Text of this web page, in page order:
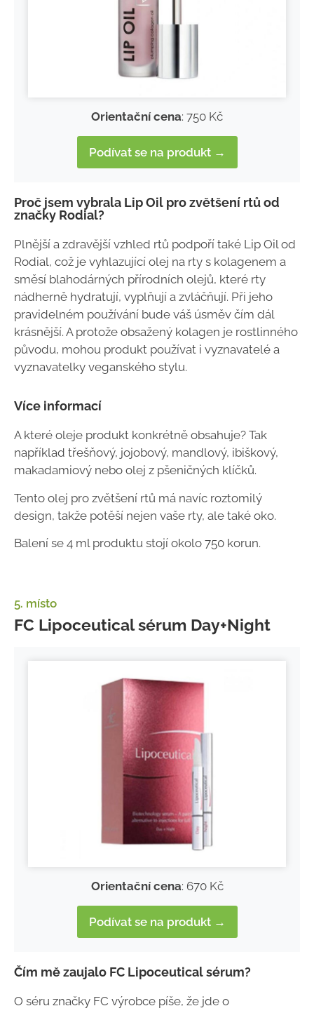
Orientační cena: 750 Kč
Podívat se na produkt →
Proč jsem vybrala Lip Oil pro zvětšení rtů od
značky Rodial?
Plnější a zdravější vzhled rtů podpoří také Lip Oil od
Rodial, což je vyhlazující olej na rty s kolagenem a
směsí blahodárných přírodních olejů, které rty
nádherně hydratují, vyplňují a zvláčňují. Při jeho
pravidelném používání bude váš úsměv čím dál
krásnější. A protože obsažený kolagen je rostlinného
původu, mohou produkt používat i vyznavatelé a
vyznavatelky veganského stylu.
Více informací
A které oleje produkt konkrétně obsahuje? Tak
například třešňový, jojobový, mandlový, ibiškový,
makadamiový nebo olej z pšeničných klíčků.
Tento olej pro zvětšení rtů má navíc roztomilý
design, takže potěší nejen vaše rty, ale také oko.
Balení se 4 ml produktu stojí okolo 750 korun.
5. místo
FC Lipoceutical sérum Day+Night
Orientační cena: 670 Kč
Podívat se na produkt →
Čím mě zaujalo FC Lipoceutical sérum?
O séru značky FC výrobce píše, že jde o